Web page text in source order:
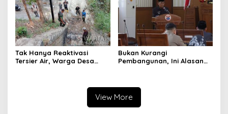
Tak Hanya Reaktivasi
Tersier Air, Warga Desa
Bukan Kurangi
Pembangunan, Ini Alasan
View More